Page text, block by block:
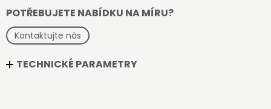
POTŘEBUJETE NABÍDKU NA MÍRU?
Kontaktujte nás
TECHNICKÉ PARAMETRY